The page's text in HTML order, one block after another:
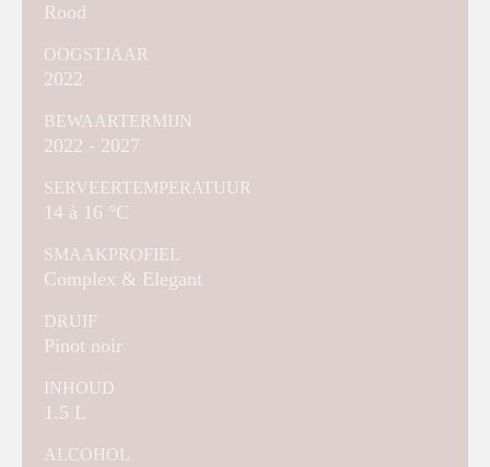
Rood
OOGSTJAAR
2022
BEWAARTERMIJN
2022 - 2027
SERVEERTEMPERATUUR
14 à 16 °C
SMAAKPROFIEL
Complex & Elegant
DRUIF
Pinot noir
INHOUD
1.5 L
ALCOHOL